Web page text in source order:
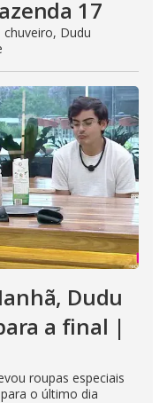
17
Dudu
Dudu
a final |
roupas especiais
o último dia